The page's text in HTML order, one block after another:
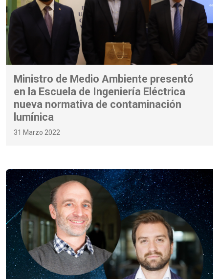
Ministro de Medio Ambiente presentó
en la Escuela de Ingeniería Eléctrica
nueva normativa de contaminación
lumínica
31 Marzo 2022